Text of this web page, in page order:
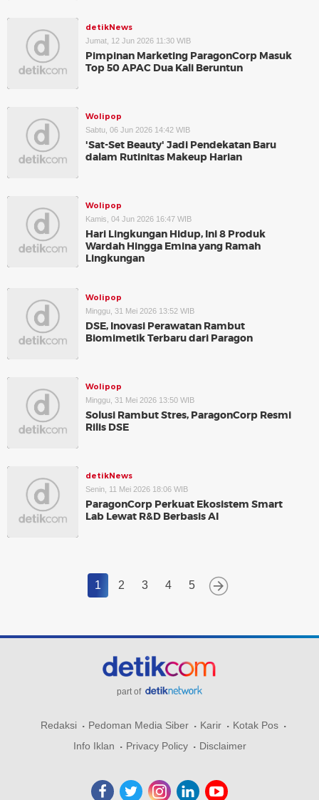
detikNews
Jumat, 12 Jun 2026 11:30 WIB
Pimpinan Marketing ParagonCorp Masuk
Top 50 APAC Dua Kali Beruntun
Wolipop
Sabtu, 06 Jun 2026 14:42 WIB
'Sat-Set Beauty' Jadi Pendekatan Baru
dalam Rutinitas Makeup Harian
Wolipop
Kamis, 04 Jun 2026 16:47 WIB
Hari Lingkungan Hidup, Ini 8 Produk
Wardah Hingga Emina yang Ramah
Lingkungan
Wolipop
Minggu, 31 Mei 2026 13:52 WIB
DSE, Inovasi Perawatan Rambut
Biomimetik Terbaru dari Paragon
Wolipop
Minggu, 31 Mei 2026 13:50 WIB
Solusi Rambut Stres, ParagonCorp Resmi
Rilis DSE
detikNews
Senin, 11 Mei 2026 18:06 WIB
ParagonCorp Perkuat Ekosistem Smart
Lab Lewat R&D Berbasis AI
1 2 3 4 5
part of
Redaksi Pedoman Media Siber Karir
Kotak Pos
Info Iklan
Privacy Policy Disclaimer